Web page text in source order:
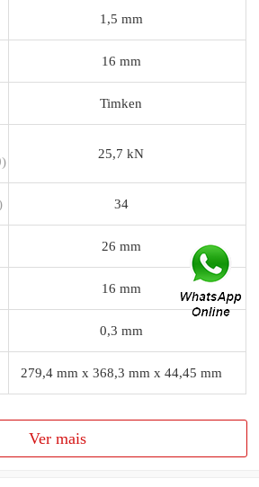
1,5 mm
16 mm
Timken
25,7 kN
34
26 mm
16 mm
0,3 mm
279,4 mm x 368,3 mm x 44,45 mm
Ver mais